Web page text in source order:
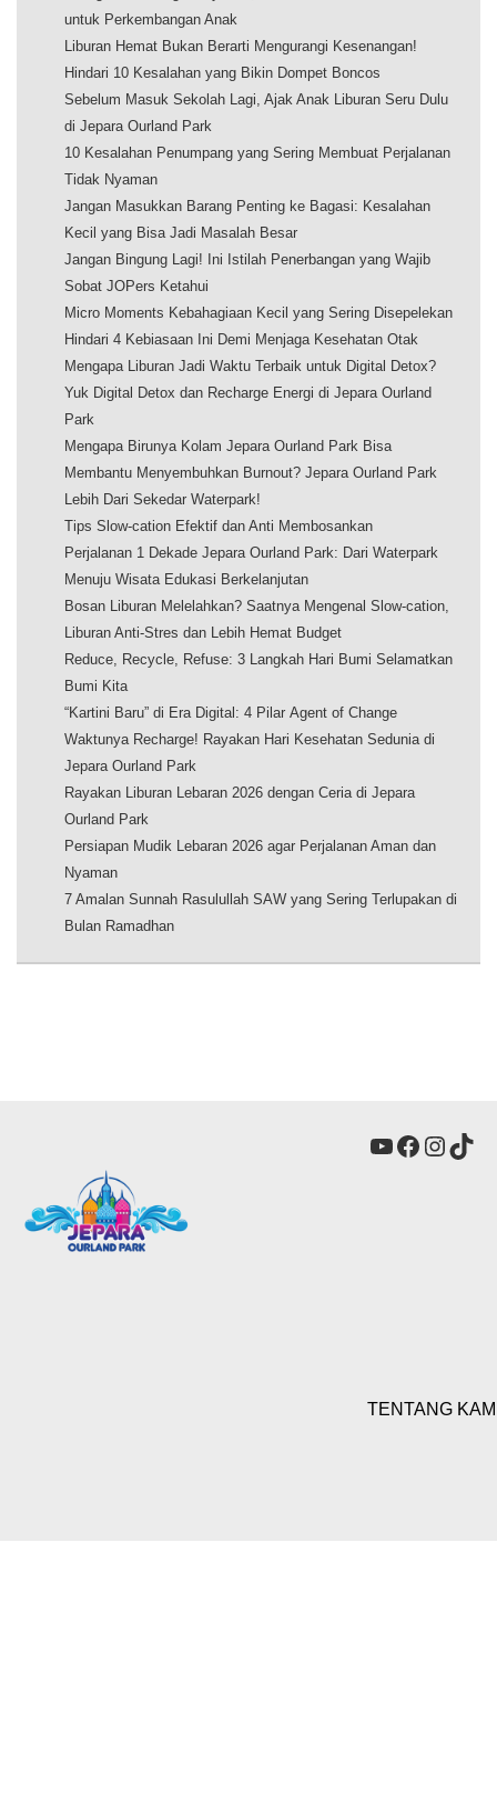
untuk Perkembangan Anak
Liburan Hemat Bukan Berarti Mengurangi Kesenangan!
Hindari 10 Kesalahan yang Bikin Dompet Boncos
Sebelum Masuk Sekolah Lagi, Ajak Anak Liburan Seru Dulu
di Jepara Ourland Park
10 Kesalahan Penumpang yang Sering Membuat Perjalanan
Tidak Nyaman
Jangan Masukkan Barang Penting ke Bagasi: Kesalahan
Kecil yang Bisa Jadi Masalah Besar
Jangan Bingung Lagi! Ini Istilah Penerbangan yang Wajib
Sobat JOPers Ketahui
Micro Moments Kebahagiaan Kecil yang Sering Disepelekan
Hindari 4 Kebiasaan Ini Demi Menjaga Kesehatan Otak
Mengapa Liburan Jadi Waktu Terbaik untuk Digital Detox?
Yuk Digital Detox dan Recharge Energi di Jepara Ourland
Park
Mengapa Birunya Kolam Jepara Ourland Park Bisa
Membantu Menyembuhkan Burnout? Jepara Ourland Park
Lebih Dari Sekedar Waterpark!
Tips Slow-cation Efektif dan Anti Membosankan
Perjalanan 1 Dekade Jepara Ourland Park: Dari Waterpark
Menuju Wisata Edukasi Berkelanjutan
Bosan Liburan Melelahkan? Saatnya Mengenal Slow-cation,
Liburan Anti-Stres dan Lebih Hemat Budget
Reduce, Recycle, Refuse: 3 Langkah Hari Bumi Selamatkan
Bumi Kita
“Kartini Baru” di Era Digital: 4 Pilar Agent of Change
Waktunya Recharge! Rayakan Hari Kesehatan Sedunia di
Jepara Ourland Park
Rayakan Liburan Lebaran 2026 dengan Ceria di Jepara
Ourland Park
Persiapan Mudik Lebaran 2026 agar Perjalanan Aman dan
Nyaman
7 Amalan Sunnah Rasulullah SAW yang Sering Terlupakan di
Bulan Ramadhan
YouTube
TENTANG